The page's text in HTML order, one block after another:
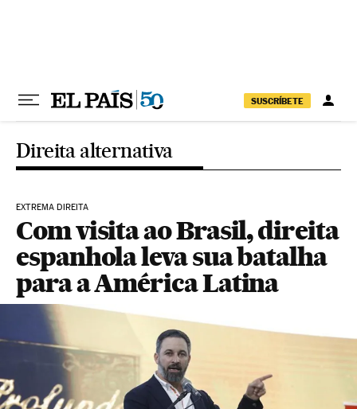
SUSCRÍBETE
Direita alternativa
EXTREMA DIREITA
Com visita ao Brasil, direita
espanhola leva sua batalha
para a América Latina